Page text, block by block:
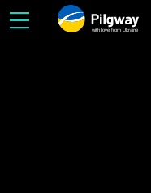
with love from Ukraine